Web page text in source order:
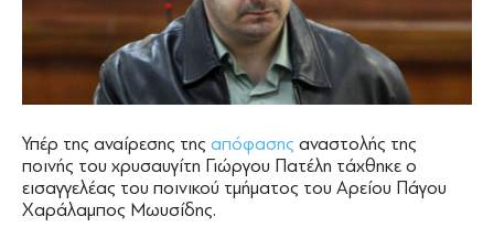
Υπέρ της αναίρεσης της απόφασης αναστολής της
ποινής του χρυσαυγίτη Γιώργου Πατέλη τάχθηκε ο
εισαγγελέας του ποινικού τμήματος του Αρείου Πάγου
Χαράλαμπος Μωυσίδης.